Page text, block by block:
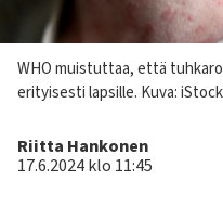
Kuvateksti
WHO muistuttaa, että
erityisesti lapsille. Kuva: iStock
Kirjoittaja
Riitta Hankonen
17.6.2024 klo 11:45